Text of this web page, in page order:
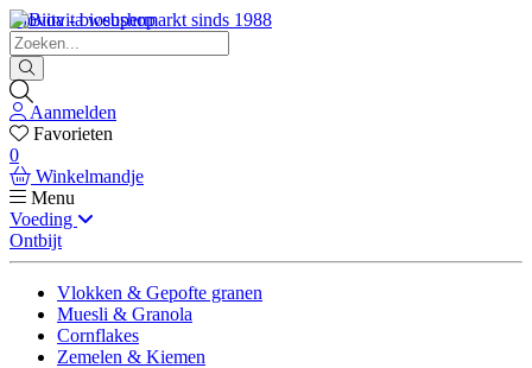
Biovita - biosupermarkt sinds 1988
Aanmelden
Favorieten
0
Winkelmandje
Menu
Voeding
Ontbijt
Vlokken & Gepofte granen
Muesli & Granola
Cornflakes
Zemelen & Kiemen